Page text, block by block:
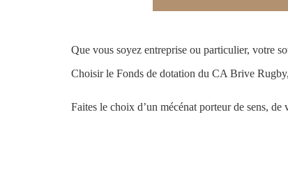
Que vous soyez entreprise ou particulier, votre
Choisir le Fonds de dotation du CA Brive
Faites le choix d’un mécénat porteur de sens,